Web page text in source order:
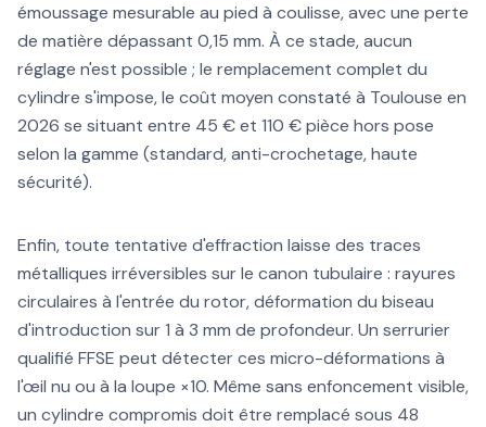
émoussage mesurable au pied à coulisse, avec une perte
de matière dépassant 0,15 mm. À ce stade, aucun
réglage n'est possible ; le remplacement complet du
cylindre s'impose, le coût moyen constaté à Toulouse en
2026 se situant entre 45 € et 110 € pièce hors pose
selon la gamme (standard, anti-crochetage, haute
sécurité).
Enfin, toute tentative d'effraction laisse des traces
métalliques irréversibles sur le canon tubulaire : rayures
circulaires à l'entrée du rotor, déformation du biseau
d'introduction sur 1 à 3 mm de profondeur. Un serrurier
qualifié FFSE peut détecter ces micro-déformations à
l'œil nu ou à la loupe ×10. Même sans enfoncement visible,
un cylindre compromis doit être remplacé sous 48